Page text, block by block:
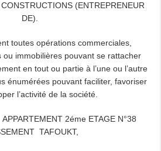
(ENTREPRENEUR
DE).
toutes opérations commerciales,
ou immobilières pouvant se rattacher
en tout ou partie à l’une ou l’autre
énumérées pouvant faciliter, favoriser
l’activité de la société.
2éme ETAGE N°38
TAFOUKT,